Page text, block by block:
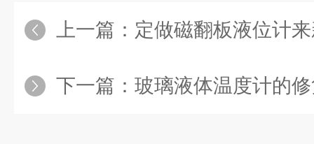
上一篇： 定做磁翻板液位计
下一篇： 玻璃液体温度计的